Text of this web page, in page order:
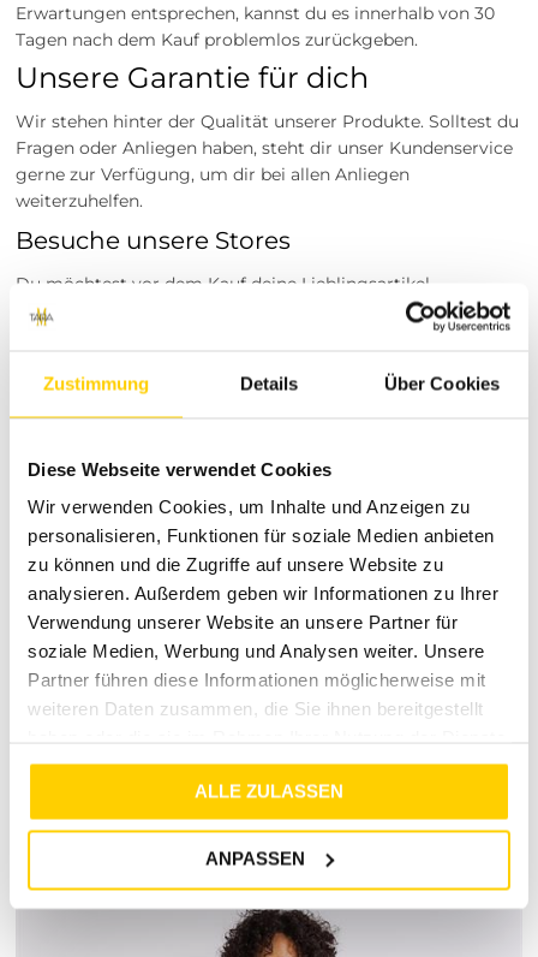
Zustimmung Details Über Cookies
Diese Webseite verwendet Cookies
Wir verwenden Cookies, um Inhalte und Anzeigen zu
personalisieren, Funktionen für soziale Medien anbieten
zu können und die Zugriffe auf unsere Website zu
analysieren. Außerdem geben wir Informationen zu Ihrer
Verwendung unserer Website an unsere Partner für
soziale Medien, Werbung und Analysen weiter. Unsere
Partner führen diese Informationen möglicherweise mit
weiteren Daten zusammen, die Sie ihnen bereitgestellt
gesammelt haben.
ALLE ZULASSEN
ANPASSEN
Erwartungen entsprechen, kannst du es innerhalb von 30
Tagen nach dem Kauf problemlos zurückgeben.
Unsere Garantie für dich
Wir stehen hinter der Qualität unserer Produkte. Solltest du
Fragen oder Anliegen haben, steht dir unser Kundenservice
gerne zur Verfügung, um dir bei allen Anliegen
weiterzuhelfen.
Besuche unsere Stores
Du möchtest vor dem Kauf deine Lieblingsartikel
anprobieren? Besuche einen unserer Tara-M Stores in
Dinslaken, Borken, Rheine, Herne, Bocholt, Coesfeld,
Modeexperten vor Ort beraten dich gerne!
Über die Marke Street One
Street One steht für moderne Damenmode, die Stil und
Komfort harmonisch verbindet. Mit einer breiten Palette an
trendigen und zeitlosen Kleidungsstücken möchten wir dir
helfen, deinen individuellen Look zu kreieren und dich in
jeder Situation wohlzufühlen. Qualität und
Kundenzufriedenheit sind die Grundpfeiler unserer Marke.
Bestelle jetzt dein Shirt im Tunika-Look deepwater blue und
erlebe modischen Komfort auf höchstem Niveau!
RETOURE / REKLAMATION
MARKENINFORMATIONEN